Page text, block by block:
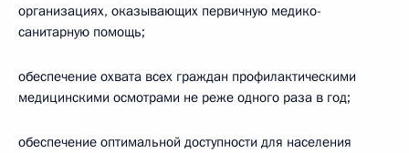
организациях, оказывающих первичную медико-
санитарную помощь;
обеспечение охвата всех граждан профилактическими
медицинскими осмотрами не реже одного раза в год;
обеспечение оптимальной доступности для населения